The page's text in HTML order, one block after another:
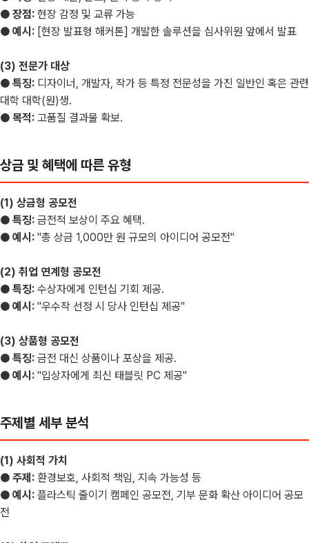
● 장점: 현장 감정 및 교류 가능
● 예시: [현장 발표형 해커톤] 개발한 솔루션을 심사위원 앞에서 발표
(3) 전문가 대상
● 특징: 디자이너, 개발자, 작가 등 특정 전문성을 가진 일반인 혹은 관련
대학 대학(원)생.
● 목적: 고품질 결과물 확보.
상금 및 혜택에 따른 유형
(1) 상금형 공모전
● 특징: 금전적 보상이 주요 혜택.
● 예시: "총 상금 1,000만 원 규모의 아이디어 공모전"
(2) 취업 연계형 공모전
● 특징: 수상자에게 인턴십 기회 제공.
● 예시: "우수작 선정 시 당사 인턴십 제공"
(3) 상품형 공모전
● 특징: 금전 대신 상품이나 포상을 제공.
● 예시: "입상자에게 최신 태블릿 PC 제공"
주제별 세부 분석
(1) 사회적 가치
● 주제: 환경보호, 사회적 책임, 지속 가능성 등
● 예시: 플라스틱 줄이기 캠페인 공모전, 기부 문화 확산 아이디어 공모
전